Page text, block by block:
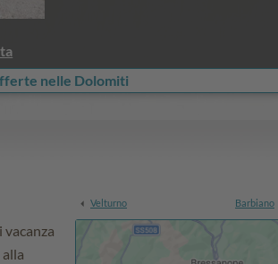
nelle Dolomiti
Velturno Barbiano
vacanza